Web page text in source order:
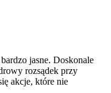
jasne. Doskonale
rozsądek przy
akcje, które nie